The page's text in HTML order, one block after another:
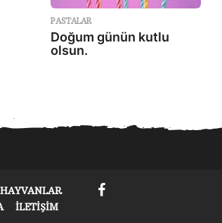
PASTALAR
Doğum günün kutlu
olsun.
HAYVANLAR
İLETIŞIM